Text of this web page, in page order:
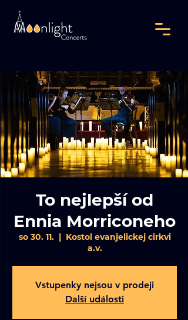
To nejlepší od
Ennia Morriconeho
so 30. 11.
  |
Kostol evanjelickej cirkvi
a.v.
Vstupenky nejsou v prodeji
Další události